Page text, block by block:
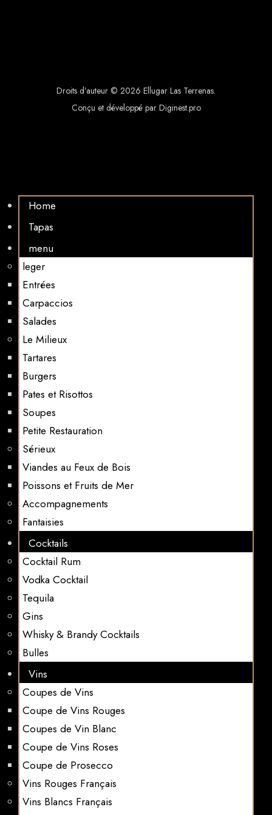
Droits d’auteur © 2026 Ellugar Las Terrenas.
Conçu et développé par Diginest.pro
Home
Tapas
menu
leger
Entrées
Carpaccios
Salades
Le Milieux
Tartares
Burgers
Pates et Risottos
Soupes
Petite Restauration
Sérieux
Viandes au Feux de Bois
Poissons et Fruits de Mer
Accompagnements
Fantaisies
Cocktails
Cocktail Rum
Vodka Cocktail
Tequila
Gins
Whisky & Brandy Cocktails
Bulles
Vins
Coupes de Vins
Coupe de Vins Rouges
Coupes de Vin Blanc
Coupe de Vins Roses
Coupe de Prosecco
Vins Rouges Français
Vins Blancs Français